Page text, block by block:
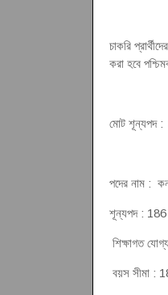
চাকরি
করা হবে
মোট শূন্যপদ :
পদের নাম :
শূন্যপদ : 186
শিক্ষাগত
বয়স সীমা :